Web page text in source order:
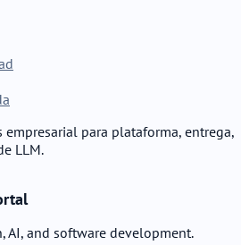
empresarial para plataforma, entrega,
LLM.
and software development.